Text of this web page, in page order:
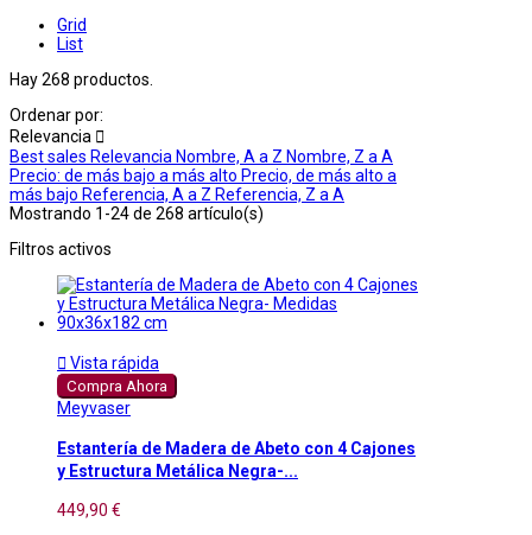
Grid
List
Hay 268 productos.
Ordenar por:
Relevancia 
Best sales Relevancia Nombre, A a Z Nombre, Z a A
Precio: de más bajo a más alto Precio, de más alto a
más bajo Referencia, A a Z Referencia, Z a A
Mostrando 1-24 de 268 artículo(s)
Filtros activos
 Vista rápida
Compra Ahora
Meyvaser
Estantería de Madera de Abeto con 4 Cajones
y Estructura Metálica Negra-...
449,90 €